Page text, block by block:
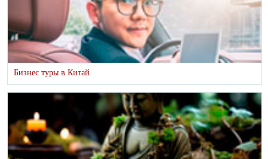
Бизнес туры в Китай